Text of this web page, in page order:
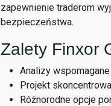
zapewnienie traderom
bezpieczeństwa.
Zalety Finxor
Analizy
Projekt
Różnorodne opcje